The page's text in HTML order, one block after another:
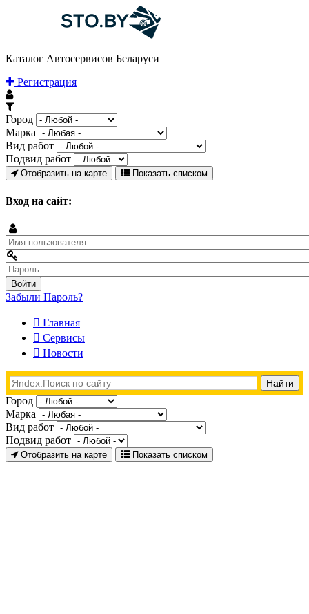
Каталог Автосервисов Беларуси
Регистрация
Город
Марка
Вид работ
Подвид работ
Отобразить на карте Показать списком
Вход на сайт:
Забыли Пароль?
Главная
Сервисы
Новости
Город
Марка
Вид работ
Подвид работ
Отобразить на карте Показать списком